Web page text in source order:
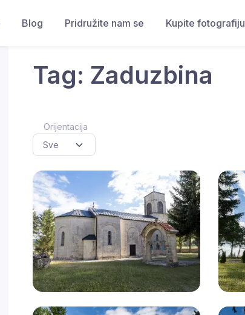
Blog Pridružite nam se Kupite fotografiju
Tag: Zaduzbina
Orijentacija